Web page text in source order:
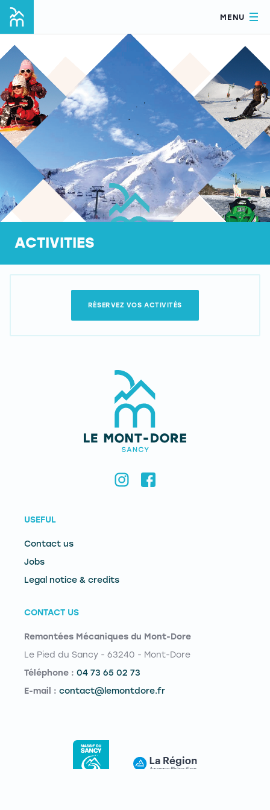
MENU
ACTIVITIES
RÉSERVEZ VOS ACTIVITÉS
USEFUL
Contact us
Jobs
Legal notice & credits
CONTACT US
Remontées Mécaniques du Mont-Dore
Le Pied du Sancy - 63240 - Mont-Dore
Téléphone : 04 73 65 02 73
E-mail : contact@lemontdore.fr